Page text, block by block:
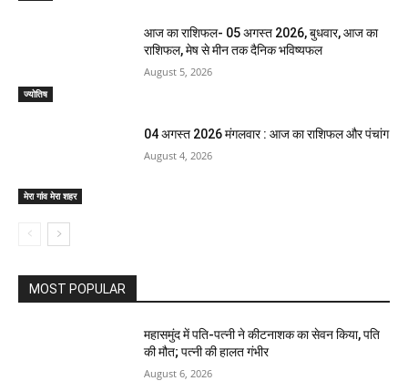
ज्योतिष
आज का राशिफल- 05 अगस्त 2026, बुधवार, आज का
राशिफल, मेष से मीन तक दैनिक भविष्यफल
August 5, 2026
मेरा गांव मेरा शहर
04 अगस्त 2026 मंगलवार : आज का राशिफल और पंचांग
August 4, 2026
MOST POPULAR
महासमुंद में पति-पत्नी ने कीटनाशक का सेवन किया, पति
की मौत; पत्नी की हालत गंभीर
August 6, 2026